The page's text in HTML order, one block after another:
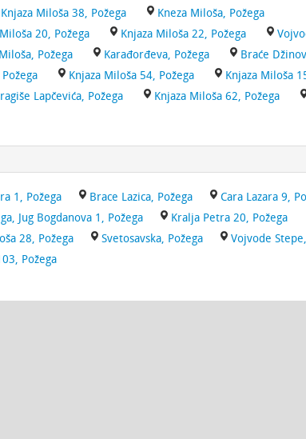
Knjaza Miloša 38, Požega
Kneza Miloša, Požega
20, Požega Knjaza Miloša 22, Požega
Požega Karađorđeva, Požega
Braće
Knjaza Miloša 54, Požega
Knjaza Miloša
Lapčevića, Požega Knjaza Miloša 62, Požega
1, Požega Brace Lazica, Požega
Cara Lazara 9,
Jug Bogdanova 1, Požega
Kralja Petra 20, Požega
28, Požega Svetosavska, Požega Vojvode
Požega